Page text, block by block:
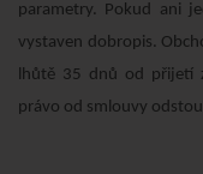
parametry. Pokud ani
vystaven dobropis.
lhůtě 35 dnů od přijetí
právo od smlouvy